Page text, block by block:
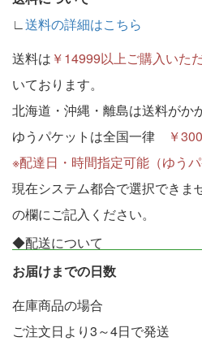
∟送料の詳細はこちら
送料は ￥14999以上ご購入いた
いております。
北海道・沖縄・離島は送料がか
ゆうパケットは全国一律
￥300
※配達日・時間指定可能（ゆうパ
現在システム都合で選択できま
の欄にご記入ください。
◆配送について
お届けまでの日数
在庫商品の場合
ご注文日より3～4日で発送